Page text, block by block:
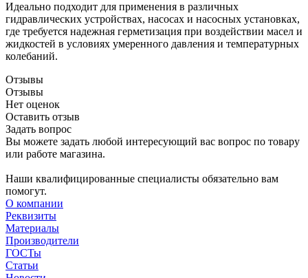
Идеально подходит для применения в различных
гидравлических устройствах, насосах и насосных установках,
где требуется надежная герметизация при воздействии масел и
жидкостей в условиях умеренного давления и температурных
колебаний.
Отзывы
Отзывы
Нет оценок
Оставить отзыв
Задать вопрос
Вы можете задать любой интересующий вас вопрос по товару
или работе магазина.
Наши квалифицированные специалисты обязательно вам
помогут.
О компании
Реквизиты
Материалы
Производители
ГОСТы
Статьи